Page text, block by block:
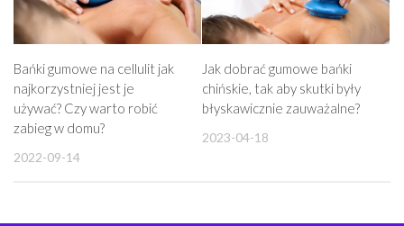
Bańki gumowe na cellulit jak
najkorzystniej jest je
używać? Czy warto robić
zabieg w domu?
2022-09-14
Jak dobrać gumowe bańki
chińskie, tak aby skutki były
błyskawicznie zauważalne?
2023-04-18